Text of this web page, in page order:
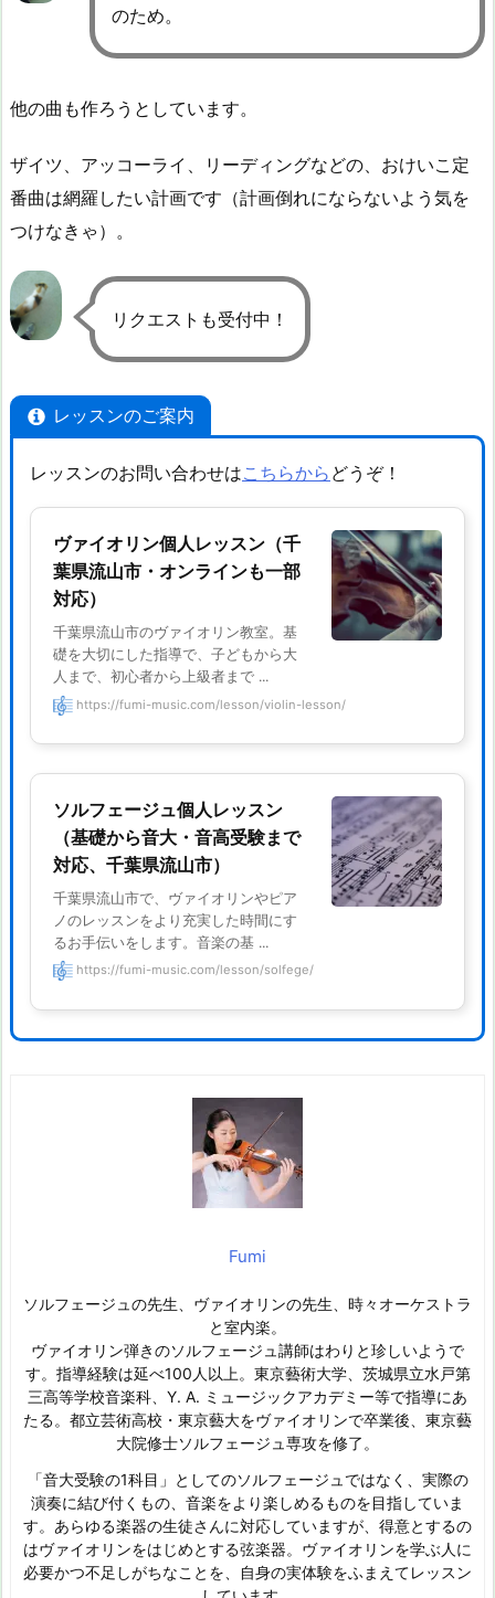
のため。
他の曲も作ろうとしています。
ザイツ、アッコーライ、リーディングなどの、おけいこ定
番曲は網羅したい計画です（計画倒れにならないよう気を
つけなきゃ）。
リクエストも受付中！
レッスンのご案内
レッスンのお問い合わせはこちらから どうぞ！
ヴァイオリン個人レッスン（千
葉県流山市・オンラインも一部
対応）
千葉県流山市のヴァイオリン教室。基
礎を大切にした指導で、子どもから大
人まで、初心者から上級者まで ...
https://fumi-music.com/lesson/violin-lesson/
ソルフェージュ個人レッスン
（基礎から音大・音高受験まで
対応、千葉県流山市）
千葉県流山市で、ヴァイオリンやピア
ノのレッスンをより充実した時間にす
るお手伝いをします。音楽の基 ...
https://fumi-music.com/lesson/solfege/
Fumi
ソルフェージュの先生、ヴァイオリンの先生、時々オーケストラ
と室内楽。
ヴァイオリン弾きのソルフェージュ講師はわりと珍しいようで
す。指導経験は延べ100人以上。東京藝術大学、茨城県立水戸第
三高等学校音楽科、Y. A. ミュージックアカデミー等で指導にあ
たる。都立芸術高校・東京藝大をヴァイオリンで卒業後、東京藝
大院修士ソルフェージュ専攻を修了。
「音大受験の1科目」としてのソルフェージュではなく、実際の
演奏に結び付くもの、音楽をより楽しめるものを目指していま
す。あらゆる楽器の生徒さんに対応していますが、得意とするの
はヴァイオリンをはじめとする弦楽器。ヴァイオリンを学ぶ人に
必要かつ不足しがちなことを、自身の実体験をふまえてレッスン